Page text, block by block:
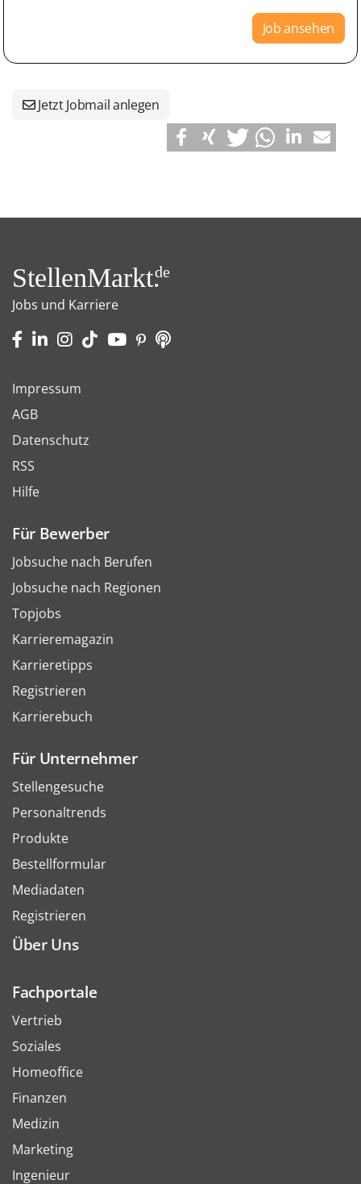
Job ansehen
Jetzt Jobmail anlegen
StellenMarkt.de
Jobs und Karriere
Impressum
AGB
Datenschutz
RSS
Hilfe
Für Bewerber
Jobsuche nach Berufen
Jobsuche nach Regionen
Topjobs
Karrieremagazin
Karrieretipps
Registrieren
Karrierebuch
Für Unternehmer
Stellengesuche
Personaltrends
Produkte
Bestellformular
Mediadaten
Registrieren
Über Uns
Fachportale
Vertrieb
Soziales
Homeoffice
Finanzen
Medizin
Marketing
Ingenieur